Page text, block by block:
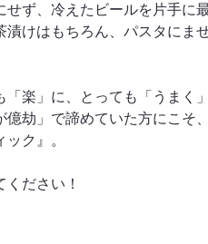
せず、冷えたビールを片手に
漬けはもちろん、パスタにま
楽」に、とっても「うまく」
億劫」で諦めていた方にこそ
ク』。
ださい！